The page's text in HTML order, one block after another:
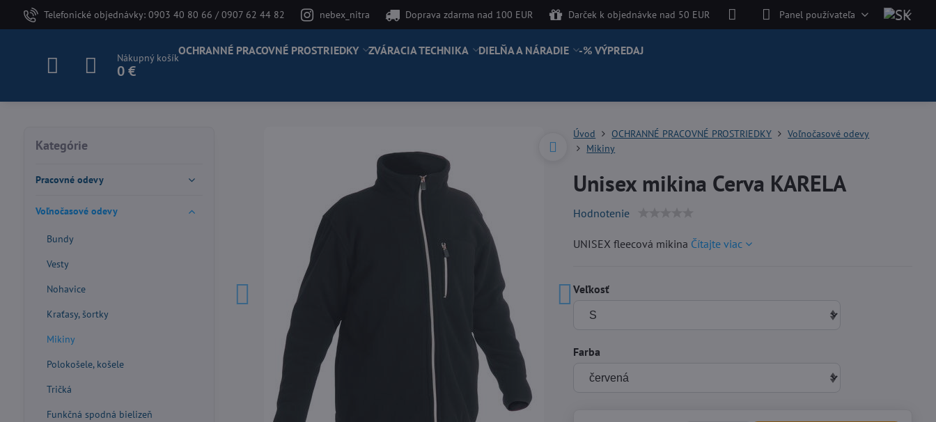
Telefonické objednávky: 0903 40 80 66 / 0907 62 44 82 nebex_nitra Doprava zdarma nad 100 EUR Darček k objednávke nad 50 EUR Panel používateľa
Nákupný košík
0 €
OCHRANNÉ PRACOVNÉ PROSTRIEDKY ZVÁRACIA TECHNIKA DIELŇA A NÁRADIE -% VÝPREDAJ
Úvod OCHRANNÉ PRACOVNÉ PROSTRIEDKY
Voľnočasové odevy
Mikiny
Unisex mikina Cerva KARELA
Hodnotenie
UNISEX fleecová mikina Čítajte viac
Veľkosť
Farba
Kategórie
Pracovné odevy
Voľnočasové odevy
Bundy
Vesty
Nohavice
Kraťasy, šortky
Mikiny
Polokošele, košele
Tričká
Funkčná spodná bielizeň